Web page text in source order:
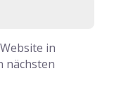
in
nächsten